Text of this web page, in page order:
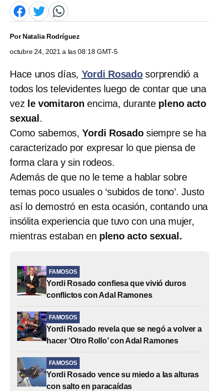
PorNatalia Rodríguez
octubre 24, 2021 a las 08:18 GMT-5
Hace unos días, Yordi Rosadosorprendió a
todos los televidentes luego de contar que una
vez le vomitaron encima, durante pleno acto
sexual .
Como sabemos,Yordi Rosadosiempre se ha
caracterizado por expresar lo que piensa de
forma clara y sin rodeos.
Además de que no le teme a hablar sobre
temas poco usuales o ‘subidos de tono’. Justo
así lo demostró en esta ocasión, contando una
insólita experiencia que tuvo con una mujer,
mientras estaban en pleno acto sexual.
FAMOSOS
Yordi Rosado confiesa que vivió duros
conflictos con Adal Ramones
FAMOSOS
Yordi Rosado revela que se negó a volver a
hacer ‘Otro Rollo’ con Adal Ramones
FAMOSOS
Yordi Rosado vence su miedo a las alturas
con salto en paracaídas